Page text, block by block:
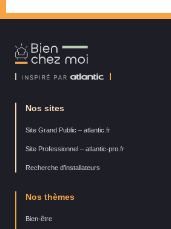
Bien
Chez
Nos sites
Site Grand Public – atlantic.fr
Site Professionnel – atlantic-pro.fr
Recherche d’installateurs
Nos thèmes
Bien-être